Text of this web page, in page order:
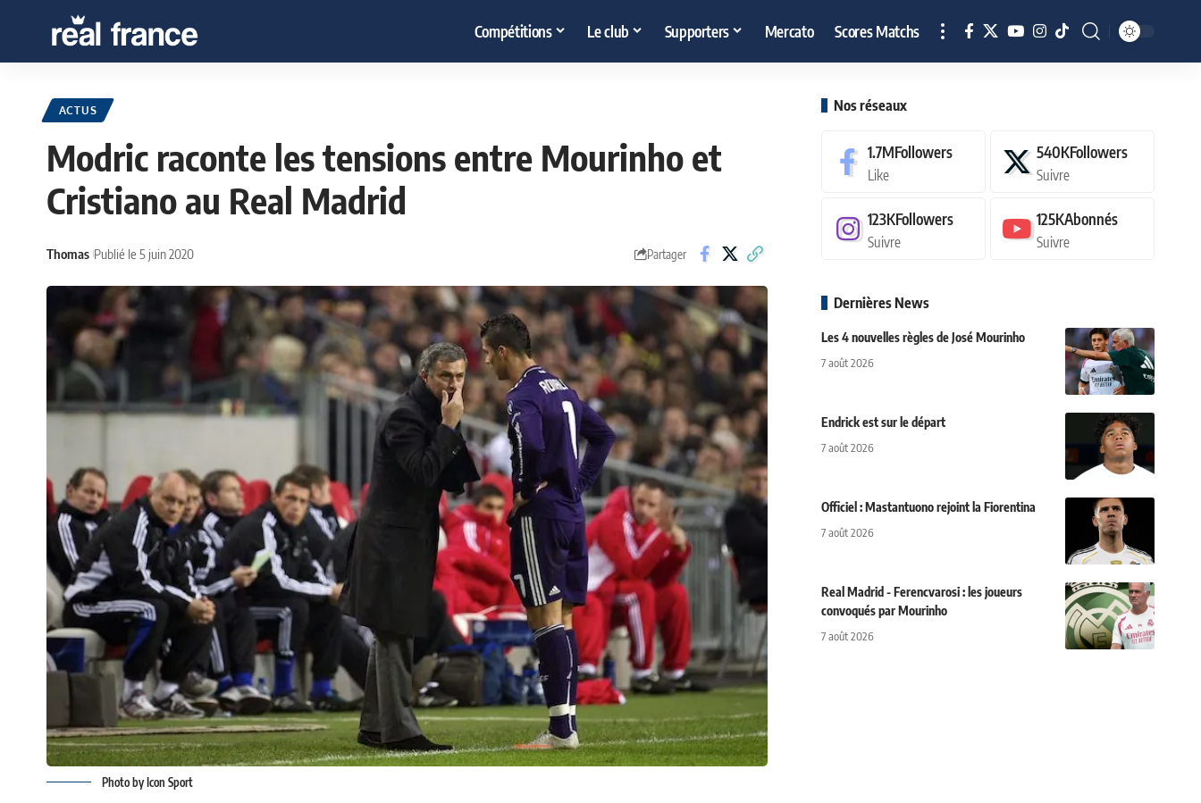
Compétitions Le club Supporters Mercato Scores Matchs
ACTUS
Modric raconte les tensions entre Mourinho et
Cristiano au Real Madrid
Thomas Publié le 5 juin 2020 Partager
Photo by Icon Sport
Nos réseaux
1.7MFollowers
Like
540KFollowers
Suivre
123KFollowers
Suivre
125KAbonnés
Suivre
Dernières News
Les 4 nouvelles règles de José Mourinho
7 août 2026
Endrick est sur le départ
7 août 2026
Officiel : Mastantuono rejoint la Fiorentina
7 août 2026
Real Madrid - Ferencvarosi : les joueurs
convoqués par Mourinho
7 août 2026